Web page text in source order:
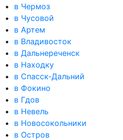
в Чермоз
в Чусовой
в Артем
в Владивосток
в Дальнереченск
в Находку
в Спасск-Дальний
в Фокино
в Гдов
в Невель
в Новосокольники
в Остров